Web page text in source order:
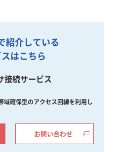
紹介している
はこちら
続サービス
域確保型のアクセス回線を利用し
お問い合わせ